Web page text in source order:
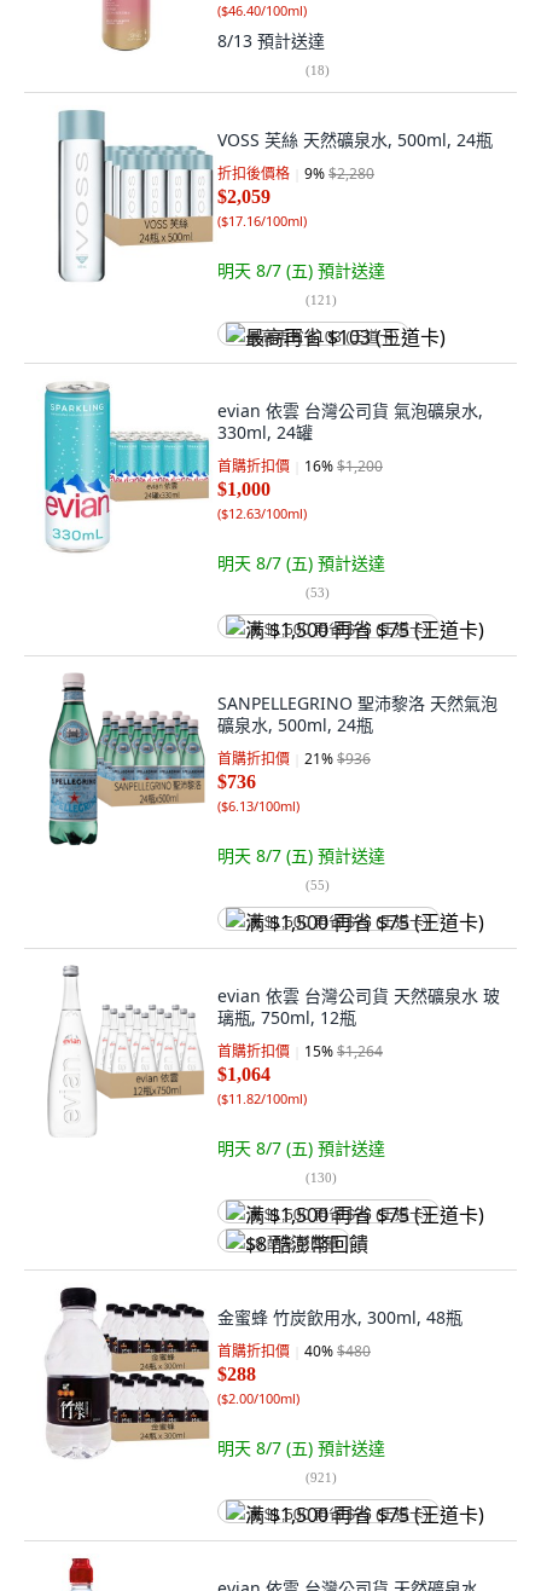
($46.40/100ml)
8/13 預計送達
(18)
VOSS 芙絲 天然礦泉水, 500ml, 24瓶
折扣後價格 9%$2,280
$2,059
($17.16/100ml)
明天 8/7 (五) 預計送達
(121)
最高再省 $103 (王道卡)
evian 依雲 台灣公司貨 氣泡礦泉水,
330ml, 24罐
首購折扣價 16%$1,200
$1,000
($12.63/100ml)
明天 8/7 (五) 預計送達
(53)
满 $1,500 再省 $75 (王道卡)
SANPELLEGRINO 聖沛黎洛 天然氣泡
礦泉水, 500ml, 24瓶
首購折扣價 21%$936
$736
($6.13/100ml)
明天 8/7 (五) 預計送達
(55)
满 $1,500 再省 $75 (王道卡)
evian 依雲 台灣公司貨 天然礦泉水 玻
璃瓶, 750ml, 12瓶
首購折扣價 15%$1,264
$1,064
($11.82/100ml)
明天 8/7 (五) 預計送達
(130)
满 $1,500 再省 $75 (王道卡)
$8 酷澎幣回饋
金蜜蜂 竹炭飲用水, 300ml, 48瓶
首購折扣價 40%$480
$288
($2.00/100ml)
明天 8/7 (五) 預計送達
(921)
满 $1,500 再省 $75 (王道卡)